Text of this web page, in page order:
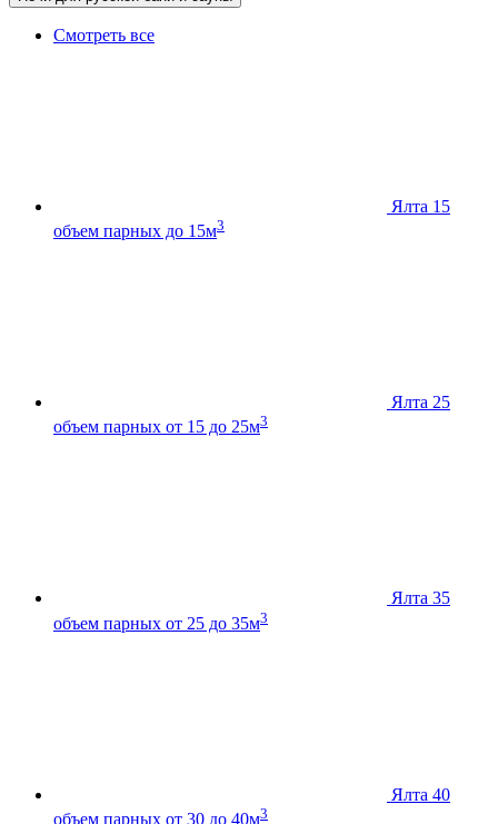
Смотреть все
Ялта 15
объем парных до 15м3
Ялта 25
объем парных от 15 до 25м3
Ялта 35
объем парных от 25 до 35м3
Ялта 40
объем парных от 30 до 40м3